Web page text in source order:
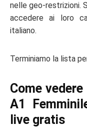
nelle geo-restrizioni.
accedere ai loro
italiano.
Terminiamo la lista
Come
A1
live gratis